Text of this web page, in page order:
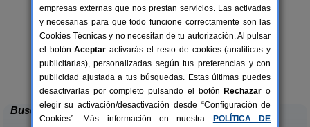
2-10+2 pers.
desde25 €
Casa Rural Casa Chino
Aibar (Navarra)
Buscar
empresas externas que nos prestan servicios. Las activadas
y necesarias para que todo funcione correctamente son las
Cookies Técnicas y no necesitan de tu autorización. Al pulsar
el botónAceptar activarás el resto de cookies (analíticas y
publicitarias), personalizadas según tus preferencias y con
publicidad ajustada a tus búsquedas. Estas últimas puedes
desactivarlas por completo pulsando el botón Rechazar o
elegir su activación/desactivación desde “Configuración de
Cookies”. Más información en nuestra
POLÍTICA DE